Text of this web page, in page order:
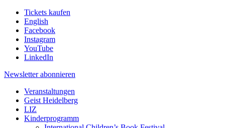
Tickets kaufen
English
Facebook
Instagram
YouTube
LinkedIn
Newsletter abonnieren
Veranstaltungen
Geist Heidelberg
LIZ
Kinderprogramm